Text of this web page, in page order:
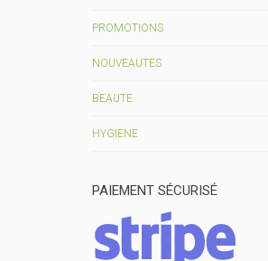
PROMOTIONS
NOUVEAUTES
BEAUTE
HYGIENE
PAIEMENT SÉCURISÉ